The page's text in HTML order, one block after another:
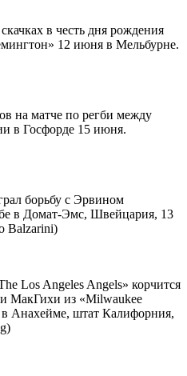
в честь дня рождения
12 июня в Мельбурне.
на матче по регби между
в Госфорде 15 июня.
борьбу с Эрвином
в Домат-Эмс, Швейцария, 13
Balzarini)
Los Angeles Angels» корчится
МакГихи из «Milwaukee
в Анахейме, штат Калифорния,